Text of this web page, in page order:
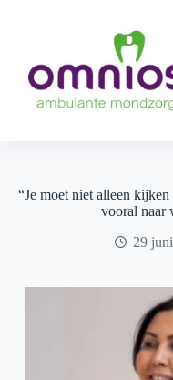
“Je moet niet alleen
vooral naar
29